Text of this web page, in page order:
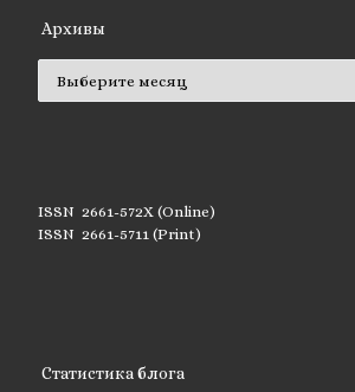
Архивы
ISSN 2661-572X (Online)
ISSN 2661-5711 (Print)
Статистика блога